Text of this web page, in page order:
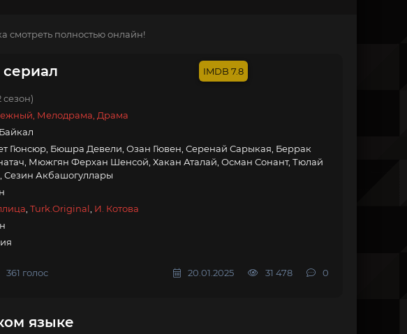
смотреть полностью онлайн!
7.8
сезон)
Мелодрама, Драма
Гюнсюр, Бюшра Девели, Озан Гювен, Серенай Сарыкая, Беррак
Мюжгян Ферхан Шенсой, Хакан Аталай, Осман Сонант, Тюлай
Сезин Акбашогуллары
Turk.Original И. Котова
361 голос 20.01.2025 31 478 0
языке